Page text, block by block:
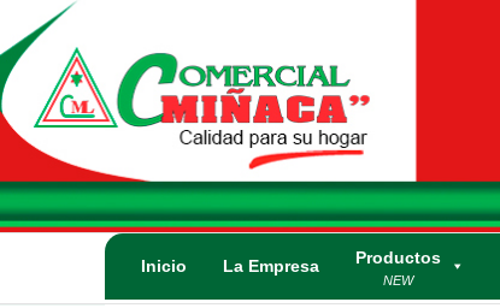
al
contenido
Comercial
Miñaca
Calidad para su
en
electrodomésticos
y artículos
eléctricos.
Inicio La Empresa Productos
NEW